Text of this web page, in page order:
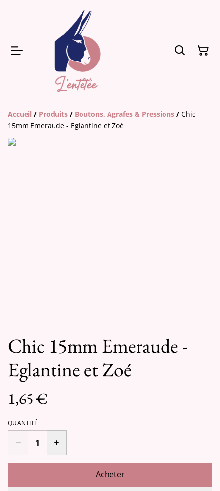
Accueil / Produits / Boutons, Agrafes & Pressions / Chic
15mm Emeraude - Eglantine et Zoé
Chic 15mm Emeraude -
Eglantine et Zoé
1,65 €
QUANTITÉ
Acheter